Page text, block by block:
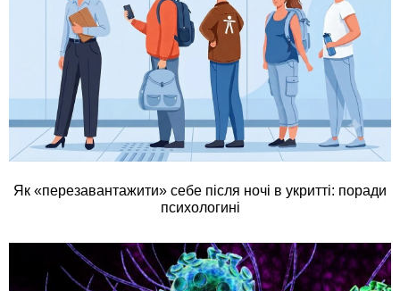
Як «перезавантажити» себе після ночі в укритті: поради
психологині